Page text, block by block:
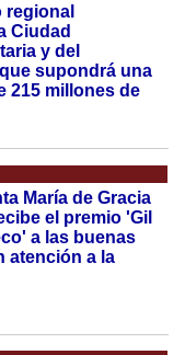
regional
Ciudad
y del
supondrá una
215 millones de
María de Gracia
el premio 'Gil
a las buenas
atención a la